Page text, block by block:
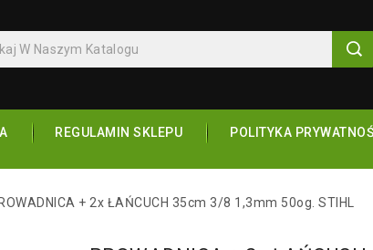
REGULAMIN SKLEPU POLITYKA
+ 2x ŁAŃCUCH 35cm 3/8 1,3mm 50og. STIHL